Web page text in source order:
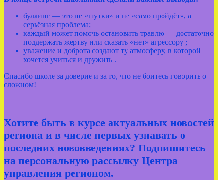
буллинг — это не «шутки» и не «само пройдёт», а
серьёзная проблема;
каждый может помочь остановить травлю — достаточно
поддержать жертву или сказать «нет» агрессору ;
уважение и доброта создают ту атмосферу, в которой
хочется учиться и дружить .
Спасибо школе за доверие и за то, что не боитесь говорить о
сложном!
Хотите быть в курсе актуальных новостей
региона и в числе первых узнавать о
последних нововведениях? Подпишитесь
на персональную рассылку Центра
управления регионом.